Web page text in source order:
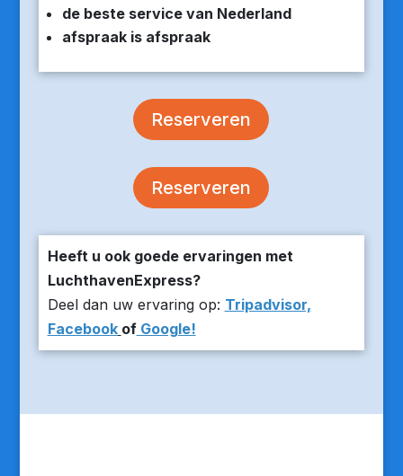
de beste service van Nederland
afspraak is afspraak
Reserveren
Reserveren
Heeft u ook goede ervaringen met
LuchthavenExpress?
Deel dan uw ervaring op: Tripadvisor,
Facebook ofGoogle!